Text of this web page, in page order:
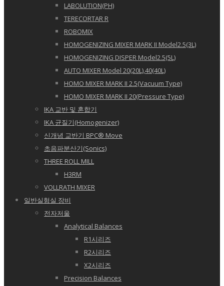
LABOLUTION(PH)
TERECORTAR R
ROBOMIX
HOMOGENIZING MIXER MARK II Model2.5(3L)
HOMOGENIZING DISPER Model2.5(5L)
AUTO MIXER Model 20(20L),40(40L)
HOMO MIXER MARK II 2.5(Vacuum Type)
HOMO MIXER MARK II 20(Pressure Type)
IKA 교반 및 혼합기
IKA 균질기(Homogenizer)
신개념 교반기 BPC® Move
초음파분산기(Sonics)
THREE ROLL MILL
H3RM
VOLLRATH MIXER
일반실험실 장비
전자저울
Analytical Balances
R1시리즈
R2시리즈
X2시리즈
Precision Balances